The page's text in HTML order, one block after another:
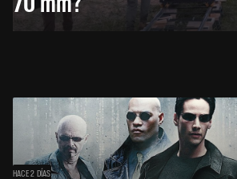
HACE 2 DÍAS